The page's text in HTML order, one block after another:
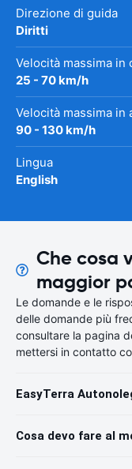
Direzione di guida
Diritti
Velocità massima in
25 - 70 km/h
Velocità massima in
90 - 130 km/h
Lingua
English
Che cosa
maggior
Le domande e le
delle domande più
consultare la pagina
mettersi in contatto
EasyTerra
Cosa devo fare al